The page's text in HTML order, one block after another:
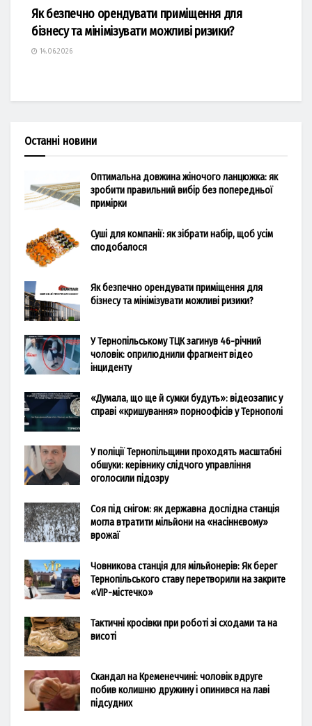
Як безпечно орендувати приміщення для
бізнесу та мінімізувати можливі ризики?
14.06.2026
Останні новини
Оптимальна довжина жіночого ланцюжка: як
зробити правильний вибір без попередньої
примірки
Суші для компанії: як зібрати набір, щоб усім
сподобалося
Як безпечно орендувати приміщення для
бізнесу та мінімізувати можливі ризики?
У Тернопільському ТЦК загинув 46-річний
чоловік: оприлюднили фрагмент відео
інциденту
«Думала, що ще й сумки будуть»: відеозапис у
справі «кришування» порноофісів у Тернополі
У поліції Тернопільщини проходять масштабні
обшуки: керівнику слідчого управління
оголосили підозру
Соя під снігом: як державна дослідна станція
могла втратити мільйони на «насіннєвому»
врожаї
Човникова станція для мільйонерів: Як берег
Тернопільського ставу перетворили на закрите
«VIP-містечко»
Тактичні кросівки при роботі зі сходами та на
висоті
Скандал на Кременеччині: чоловік вдруге
побив колишню дружину і опинився на лаві
підсудних